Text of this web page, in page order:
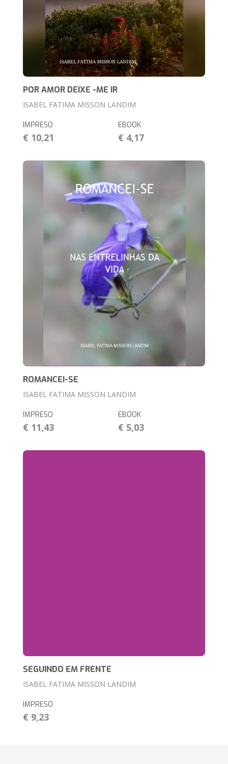
POR AMOR DEIXE -ME IR
ISABEL FATIMA MISSON LANDIM
IMPRESO
€ 10,21
EBOOK
€ 4,17
ROMANCEI-SE
ISABEL FATIMA MISSON LANDIM
IMPRESO
€ 11,43
EBOOK
€ 5,03
SEGUINDO EM FRENTE
ISABEL FATIMA MISSON LANDIM
IMPRESO
€ 9,23